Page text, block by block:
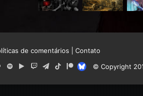
de comentários
Contato
© Copyright
PaypalSpotifyGoogleTwitchTelegram
TikTokPatreonBluesky